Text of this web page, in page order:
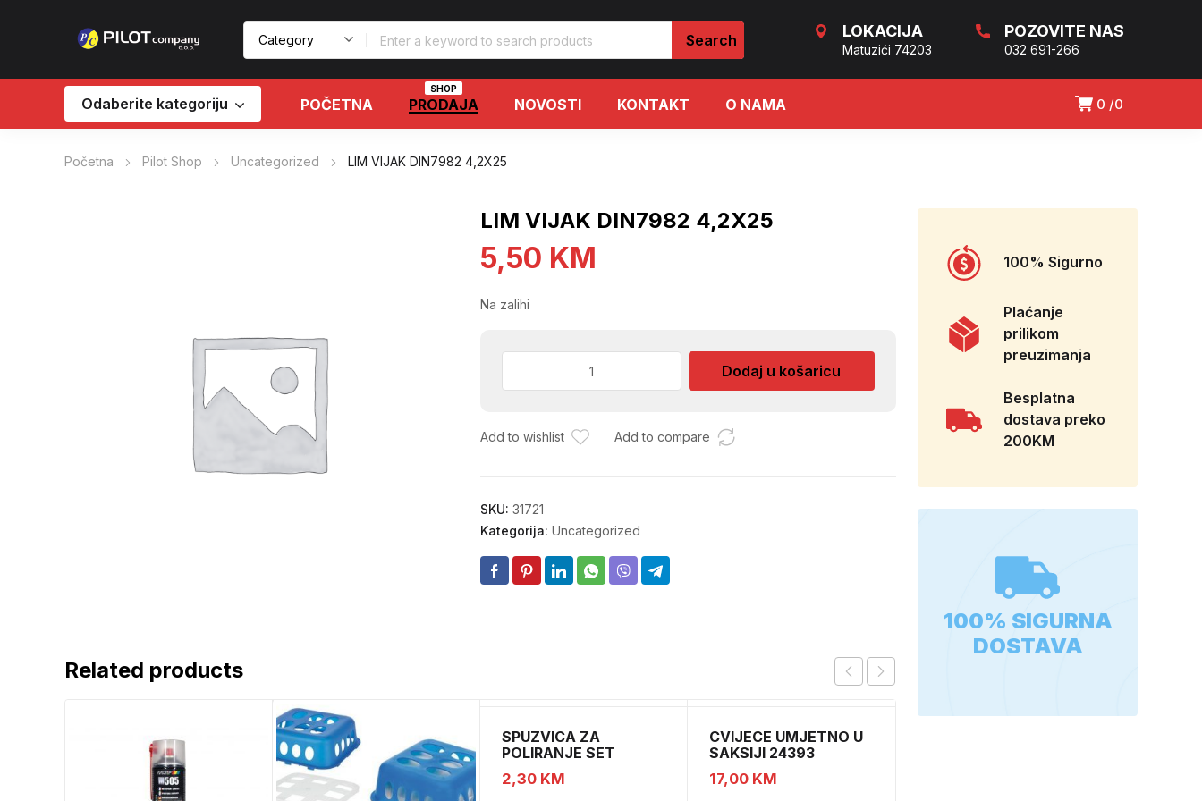
LOKACIJA
Matuzići 74203
POZOVITE NAS
032 691-266
0 0
Odaberite kategoriju POČETNA PRODAJA
SHOP
NOVOSTI KONTAKT O NAMA
Početna Pilot Shop Uncategorized LIM VIJAK DIN7982 4,2X25
LIM VIJAK DIN7982 4,2X25
5,50 KM
Na zalihi
količina
Dodaj u košaricu
Add to wishlist Add to compare
SKU: 31721
Kategorija: Uncategorized
Related products
SPUZVICA ZA
POLIRANJE SET
2,30 KM
CVIJECE UMJETNO U
SAKSIJI 24393
CH52439
17,00 KM
100% Sigurno
Plaćanje
prilikom
preuzimanja
Besplatna
dostava preko
200KM
100% SIGURNA
DOSTAVA